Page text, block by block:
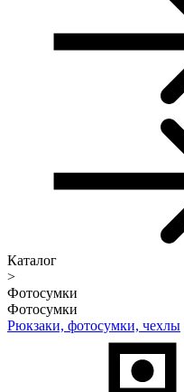
Каталог
>
Фотосумки
Фотосумки
Рюкзаки, фотосумки, чехлы